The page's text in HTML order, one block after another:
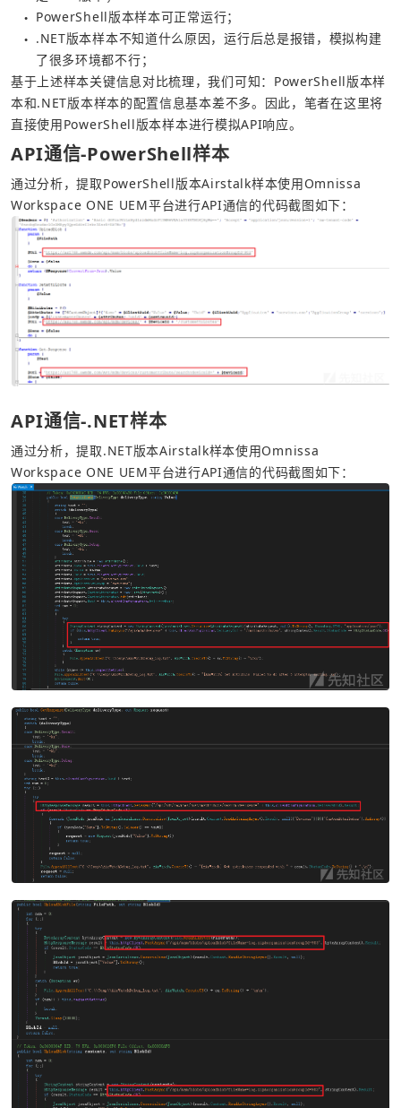
● PowerShell版本样本可正常运行；
●
.NET版本样本不知道什么原因，运行后总是报错，模拟构建
了很多环境都不行；
基于上述样本关键信息对比梳理，我们可知：PowerShell版本样
本和.NET版本样本的配置信息基本差不多。因此，笔者在这里将
直接使用PowerShell版本样本进行模拟API响应。
API通信-PowerShell样本
通过分析，提取PowerShell版本Airstalk样本使用Omnissa
Workspace ONE UEM平台进行API通信的代码截图如下：
API通信-.NET样本
通过分析，提取.NET版本Airstalk样本使用Omnissa
Workspace ONE UEM平台进行API通信的代码截图如下：